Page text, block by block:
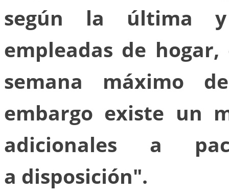
según la última
empleadas de
semana máximo
embargo existe un
adicionales a
a disposición".